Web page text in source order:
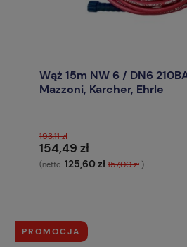
Wąż 15m NW 6 / DN6
Mazzoni, Karcher, Ehrle
154,49 zł
193,11 zł
(netto: 125,60 zł157,00 zł )
PROMOCJA